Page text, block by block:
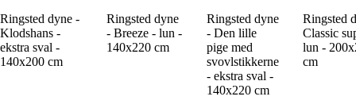
Ringsted dyne -
Klodshans -
ekstra sval -
140x200 cm
Ringsted dyne
- Breeze - lun -
140x220 cm
Ringsted dyne
- Den lille
pige med
svovlstikkerne
- ekstra sval -
140x220 cm
Ringsted
Classic
lun -
cm